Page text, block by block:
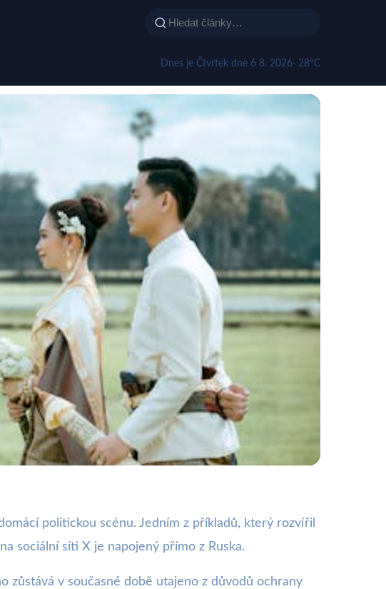
Dnes je Čtvrtek dne 6 8. 2026· 28°C
z Moskvy
politickou scénu. Jedním z příkladů, který rozvířil
sociální síti X je napojený přímo z Ruska.
zůstává v současné době utajeno z důvodů ochrany